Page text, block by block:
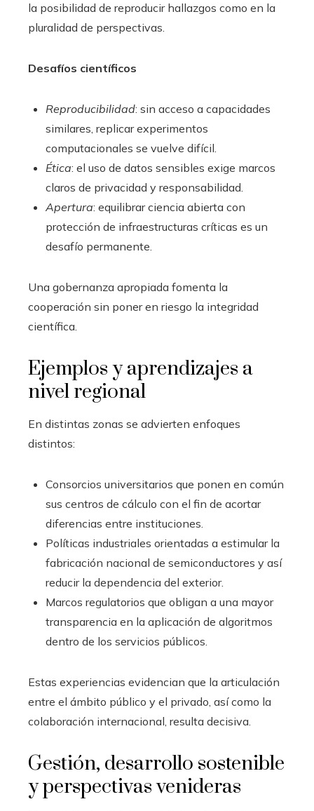
la posibilidad de reproducir hallazgos como en la
pluralidad de perspectivas.
Desafíos científicos
Reproducibilidad: sin acceso a capacidades
similares, replicar experimentos
computacionales se vuelve difícil.
Ética: el uso de datos sensibles exige marcos
claros de privacidad y responsabilidad.
Apertura: equilibrar ciencia abierta con
protección de infraestructuras críticas es un
desafío permanente.
Una gobernanza apropiada fomenta la
cooperación sin poner en riesgo la integridad
científica.
Ejemplos y aprendizajes a
nivel regional
En distintas zonas se advierten enfoques
distintos:
Consorcios universitarios que ponen en común
sus centros de cálculo con el fin de acortar
diferencias entre instituciones.
Políticas industriales orientadas a estimular la
fabricación nacional de semiconductores y así
reducir la dependencia del exterior.
Marcos regulatorios que obligan a una mayor
transparencia en la aplicación de algoritmos
dentro de los servicios públicos.
Estas experiencias evidencian que la articulación
entre el ámbito público y el privado, así como la
colaboración internacional, resulta decisiva.
Gestión, desarrollo sostenible
y perspectivas venideras